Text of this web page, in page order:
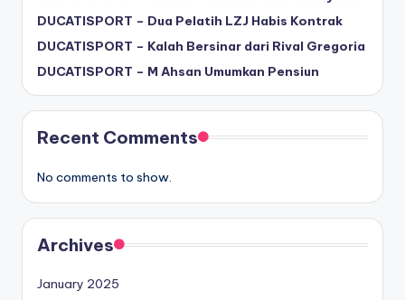
DUCATISPORT – Dua Pelatih LZJ Habis Kontrak
DUCATISPORT – Kalah Bersinar dari Rival Gregoria
DUCATISPORT – M Ahsan Umumkan Pensiun
Recent Comments
No comments to show.
Archives
January 2025